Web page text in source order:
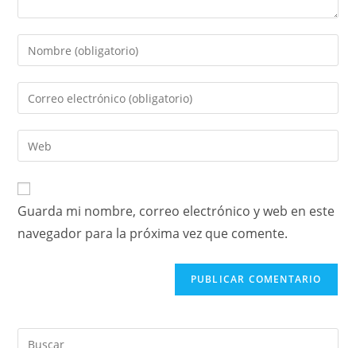
Guarda mi nombre, correo electrónico y web en este
navegador para la próxima vez que comente.